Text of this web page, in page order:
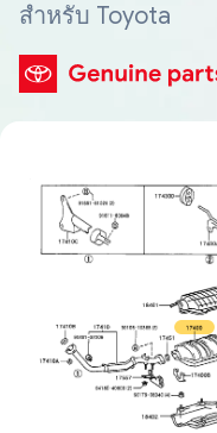
สำหรับ Toyota